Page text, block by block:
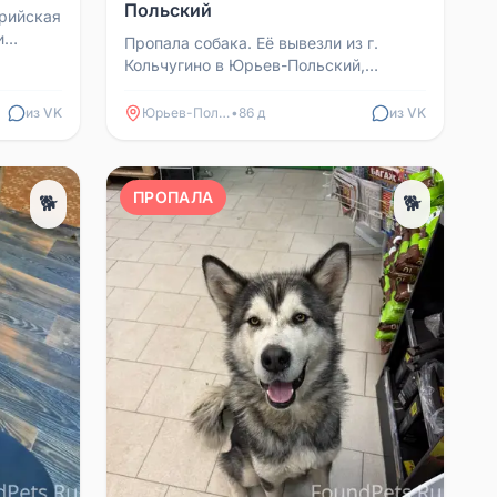
из VK
Польский
Пропала собака. Её вывезли из г.
Кольчугино в Юрьев-Польский,
Если видели её, позвонит...
Юрьев-Польский• 86 д из VK
🐕 ПРОПАЛА 🐕